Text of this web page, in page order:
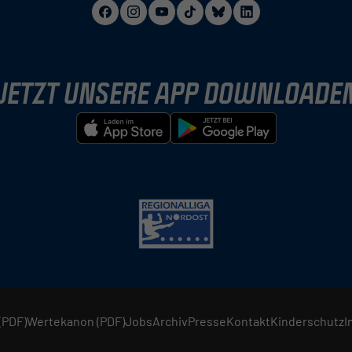
UNSERE APP
Wertekanon (PDF)JobsArchivPresseKontaktKinderschutz